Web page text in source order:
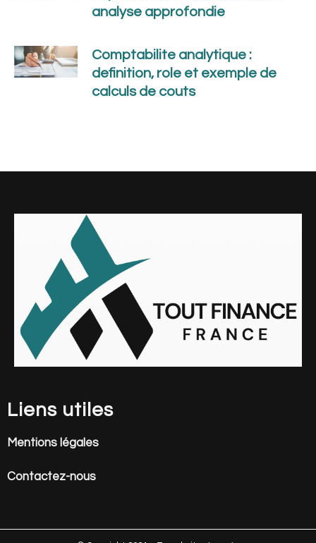
analyse approfondie
Comptabilite analytique :
definition, role et exemple de
calculs de couts
Liens utiles
Mentions légales
Contactez-nous